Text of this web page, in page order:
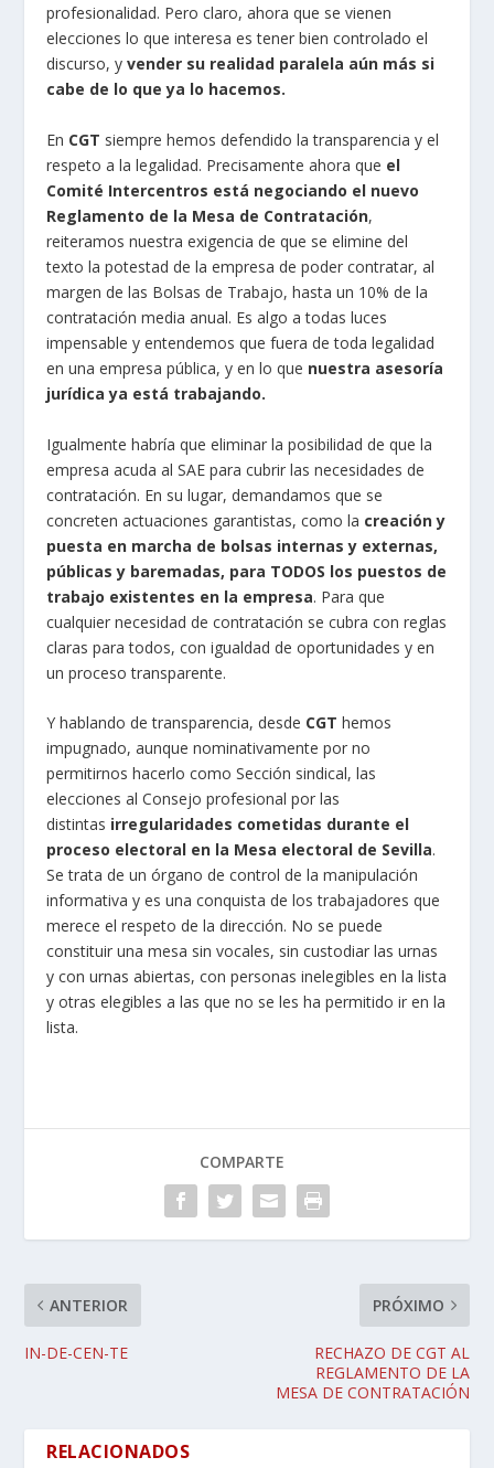
profesionalidad. Pero claro, ahora que se vienen
elecciones lo que interesa es tener bien controlado el
discurso, yvender su realidad paralela aún más si
cabe de lo que ya lo hacemos.
En CGT siempre hemos defendido la transparencia y el
respeto a la legalidad. Precisamente ahora que el
Comité Intercentros está negociando el nuevo
Reglamento de la Mesa de Contratación,
reiteramos nuestra exigencia de que se elimine del
texto la potestad de la empresa de poder contratar, al
margen de las Bolsas de Trabajo, hasta un 10% de la
contratación media anual. Es algo a todas luces
impensable y entendemos que fuera de toda legalidad
en una empresa pública, y en lo que nuestra asesoría
jurídica ya está trabajando.
Igualmente habría que eliminar la posibilidad de que la
empresa acuda al SAE para cubrir las necesidades de
contratación. En su lugar, demandamos que se
concreten actuaciones garantistas, como la creación y
puesta en marcha de bolsas internas y externas,
públicas y baremadas, para TODOS los puestos de
trabajo existentes en la empresa. Para que
cualquier necesidad de contratación se cubra con reglas
claras para todos, con igualdad de oportunidades y en
un proceso transparente.
Y hablando de transparencia, desde CGThemos
impugnado, aunque nominativamente por no
permitirnos hacerlo como Sección sindical, las
elecciones al Consejo profesional por las
distintas irregularidades cometidas durante el
proceso electoral en la Mesa electoral de Sevilla.
Se trata de un órgano de control de la manipulación
informativa y es una conquista de los trabajadores que
merece el respeto de la dirección. No se puede
constituir una mesa sin vocales, sin custodiar las urnas
y con urnas abiertas, con personas inelegibles en la lista
y otras elegibles a las que no se les ha permitido ir en la
lista.
COMPARTE
ANTERIOR
IN-DE-CEN-TE
PRÓXIMO
RECHAZO DE CGT AL
REGLAMENTO DE LA
MESA DE CONTRATACIÓN
RELACIONADOS